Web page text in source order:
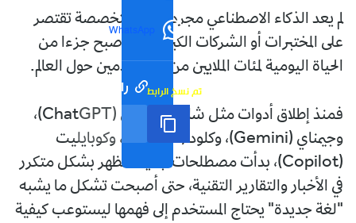
WhatsApp
رابط مختصر تم نسخ الرابط
لم يعد الذكاء الاصطناعي مجرد تقنية متخصصة تقتصر
على المختبرات أو الشركات الكبرى، بل أصبح جزءا من
الحياة اليومية لمئات الملايين من المستخدمين حول العالم.
فمنذ إطلاق أدوات مثل شات جي بي تي (ChatGPT)،
وجيمناي (Gemini)، وكلود (Claude)، وكوبايليت
(Copilot)، بدأت مصطلحات جديدة تظهر بشكل متكرر
في الأخبار والتقارير التقنية، حتى أصبحت تشكل ما يشبه
"لغة جديدة" يحتاج المستخدم إلى فهمها ليستوعب كيفية